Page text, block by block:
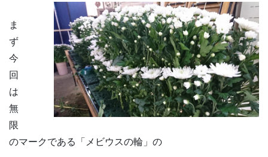
ま
ず
今
回
は
無
限
のマークである「メビウスの輪」の